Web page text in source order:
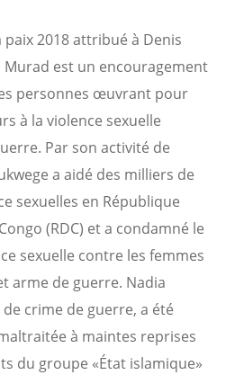
paix 2018 attribué à Denis
Murad est un encouragement
personnes œuvrant pour
à la violence sexuelle
Par son activité de
a aidé des milliers de
sexuelles en République
(RDC) et a condamné le
sexuelle contre les femmes
arme de guerre. Nadia
crime de guerre, a été
à maintes reprises
du groupe «État islamique»